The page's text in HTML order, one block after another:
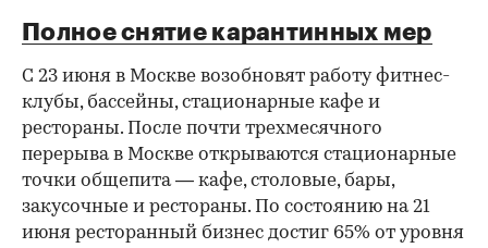
Полное снятие карантинных мер
С 23 июня в Москве возобновят работу фитнес-
клубы, бассейны, стационарные кафе и
рестораны. После почти трехмесячного
перерыва в Москве открываются стационарные
точки общепита — кафе, столовые, бары,
закусочные и рестораны. По состоянию на 21
июня ресторанный бизнес достиг 65% от уровня